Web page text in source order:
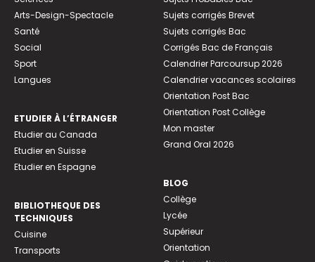
Arts-Design-Spectacle
Santé
Social
Sport
Langues
ETUDIER À L’ÉTRANGER
Etudier au Canada
Etudier en Suisse
Etudier en Espagne
BIBLIOTHEQUE DES
TECHNIQUES
Cuisine
Transports
Sujets corrigés Brevet
Sujets corrigés Bac
Corrigés Bac de Français
Calendrier Parcoursup 2026
Calendrier vacances scolaires
Orientation Post Bac
Orientation Post Collège
Mon master
Grand Oral 2026
BLOG
Collège
Lycée
Supérieur
Orientation